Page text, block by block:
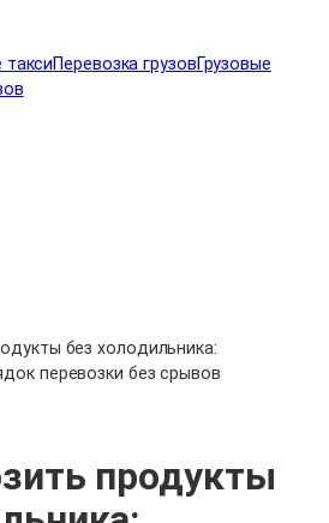
таксиПеревозка грузовГрузовые
без холодильника:
перевозки без срывов
продукты